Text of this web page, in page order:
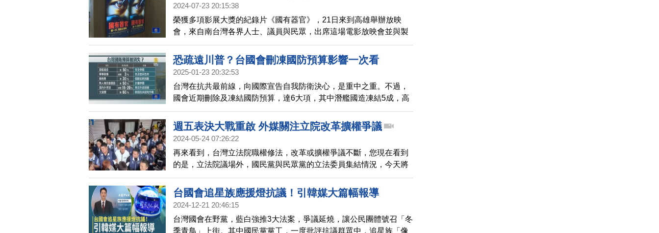
2024-07-23 20:15:38
榮獲多項影展大獎的紀錄片《國有器官》，21日來到高雄舉辦放映
會，來自南台灣各界人士、議員與民眾，出席這場電影放映會並與製
片團隊座談，高雄市議員陳麗娜呼籲將中共活摘器官的真相曝光，讓
更多人知道，共同制止中共的惡行。
恐疏遠川普？台國會刪凍國防預算影響一次看
2025-01-23 20:32:53
台灣在抗共最前線，向國際宣告自我防衛決心，是重中之重。不過，
國會近期刪除及凍結國防預算，達6大項，其中潛艦國造凍結5成，高
達10億新台幣。無人機研發部署，同樣凍結5成，引起國際媒體示
警，恐怕會與川普漸行漸遠。
週五表決大戰重啟 外媒關注立院改革擴權爭議
2024-05-24 07:26:22
再來看到，台灣立法院職權修法，改革或擴權爭議不斷，您現在看到
的是，立法院議場外，國民黨與民眾黨的立法委員集結情況，今天將
再進行表決大戰，而公民團體也號召場外集會，認為今天可能會比周
二的三萬人抗議人數，還要多。
台國會追星族應援燈抗議！引韓媒大篇幅報導
2024-12-21 20:46:15
台灣國會在野黨，藍白強推3大法案，爭議延燒，讓公民團體號召「冬
季青鳥」上街。其中國民黨黨工，一度批評抗議群眾中，追星族「像